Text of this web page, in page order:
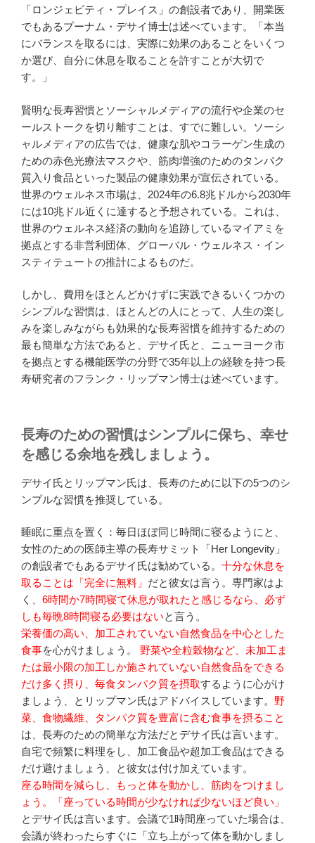
「ロンジェビティ・プレイス」の創設者であり、開業医
でもあるプーナム・デサイ博士は述べています。「本当
にバランスを取るには、実際に効果のあることをいくつ
か選び、自分に休息を取ることを許すことが大切で
す。」
賢明な長寿習慣とソーシャルメディアの流行や企業のセ
ールストークを切り離すことは、すでに難しい。ソーシ
ャルメディアの広告では、健康な肌やコラーゲン生成の
ための赤色光療法マスクや、筋肉増強のためのタンパク
質入り食品といった製品の健康効果が宣伝されている。
世界のウェルネス市場は、2024年の6.8兆ドルから2030年
には10兆ドル近くに達すると予想されている。これは、
世界のウェルネス経済の動向を追跡しているマイアミを
拠点とする非営利団体、グローバル・ウェルネス・イン
スティテュートの推計によるものだ。
しかし、費用をほとんどかけずに実践できるいくつかの
シンプルな習慣は、ほとんどの人にとって、人生の楽し
みを楽しみながらも効果的な長寿習慣を維持するための
最も簡単な方法であると、デサイ氏と、ニューヨーク市
を拠点とする機能医学の分野で35年以上の経験を持つ長
寿研究者のフランク・リップマン博士は述べています。
長寿のための習慣はシンプルに保ち、幸せ
を感じる余地を残しましょう。
デサイ氏とリップマン氏は、長寿のために以下の5つのシ
ンプルな習慣を推奨している。
睡眠に重点を置く：毎日ほぼ同じ時間に寝るようにと、
女性のための医師主導の長寿サミット「Her Longevity」
の創設者でもあるデサイ氏は勧めている。 十分な休息を
取ることは「完全に無料」 だと彼女は言う。専門家はよ
く、 6時間か7時間寝て休息が取れたと感じるなら、必ず
しも毎晩8時間寝る必要はないと言う。
栄養価の高い、加工されていない自然食品を中心とした
食事を心がけましょう。 野菜や全粒穀物など、未加工ま
たは最小限の加工しか施されていない自然食品をできる
だけ多く摂り、毎食タンパク質を摂取するように心がけ
ましょう、とリップマン氏はアドバイスしています。 野
菜、食物繊維、タンパク質を豊富に含む食事を摂ること
は、長寿のための簡単な方法だとデサイ氏は言います。
自宅で頻繁に料理をし、加工食品や超加工食品はできる
だけ避けましょう、と彼女は付け加えています。
座る時間を減らし、もっと体を動かし、筋肉をつけまし
ょう。「座っている時間が少なければ少ないほど良い」
とデサイ氏は言います。会議で1時間座っていた場合は、
会議が終わったらすぐに「立ち上がって体を動かしまし